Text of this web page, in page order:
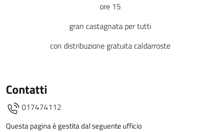
ore 15
gran castagnata per tutti
con distribuzione gratuita caldarroste
Contatti
017474112
Questa pagina è gestita dal seguente ufficio